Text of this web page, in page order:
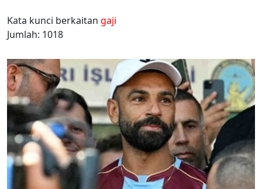
Kata kunci berkaitan gaji
Jumlah: 1018